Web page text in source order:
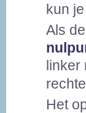
kun
Als
linker
Het